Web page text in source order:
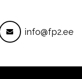
Post
info@fp2.ee